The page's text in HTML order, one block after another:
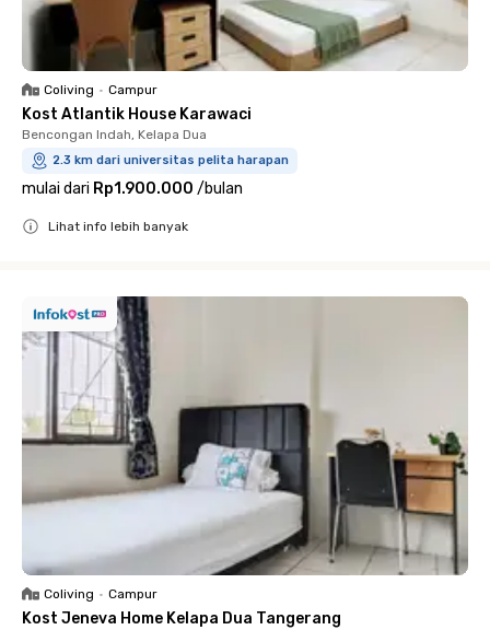
Coliving • Campur
Kost Atlantik House Karawaci
Bencongan Indah, Kelapa Dua
2.3 km dari universitas pelita harapan
mulai dari Rp1.900.000 /bulan
Lihat info lebih banyak
Coliving • Campur
Kost Jeneva Home Kelapa Dua Tangerang